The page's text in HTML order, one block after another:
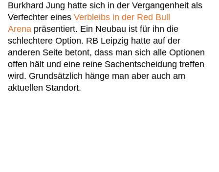
Burkhard Jung hatte sich in der Vergangenheit als
Verfechter eines Verbleibs in der Red Bull
Arena präsentiert. Ein Neubau ist für ihn die
schlechtere Option. RB Leipzig hatte auf der
anderen Seite betont, dass man sich alle Optionen
offen hält und eine reine Sachentscheidung treffen
wird. Grundsätzlich hänge man aber auch am
aktuellen Standort.